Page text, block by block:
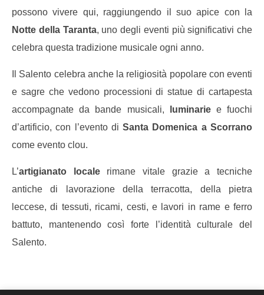
possono vivere qui, raggiungendo il suo apice con la
Notte della Taranta, uno degli eventi più significativi che
celebra questa tradizione musicale ogni anno.
Il Salento celebra anche la religiosità popolare con eventi
e sagre che vedono processioni di statue di cartapesta
accompagnate da bande musicali,
luminariee fuochi
d’artificio, con l’evento diSanta Domenica a Scorrano
come evento clou.
L’artigianato localerimane vitale grazie a tecniche
antiche di lavorazione della terracotta, della pietra
leccese, di tessuti, ricami, cesti, e lavori in rame e ferro
battuto, mantenendo così forte l’identità culturale del
Salento.